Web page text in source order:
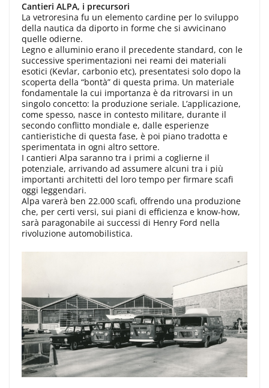
Cantieri ALPA, i precursori
La vetroresina fu un elemento cardine per lo sviluppo
della nautica da diporto in forme che si avvicinano
quelle odierne.
Legno e alluminio erano il precedente standard, con le
successive sperimentazioni nei reami dei materiali
esotici (Kevlar, carbonio etc), presentatesi solo dopo la
scoperta della “bontà” di questa prima. Un materiale
fondamentale la cui importanza è da ritrovarsi in un
singolo concetto: la produzione seriale. L’applicazione,
come spesso, nasce in contesto militare, durante il
secondo conflitto mondiale e, dalle esperienze
cantieristiche di questa fase, è poi piano tradotta e
sperimentata in ogni altro settore.
I cantieri Alpa saranno tra i primi a coglierne il
potenziale, arrivando ad assumere alcuni tra i più
importanti architetti del loro tempo per firmare scafi
oggi leggendari.
Alpa varerà ben 22.000 scafi, offrendo una produzione
che, per certi versi, sui piani di efficienza e know-how,
sarà paragonabile ai successi di Henry Ford nella
rivoluzione automobilistica.